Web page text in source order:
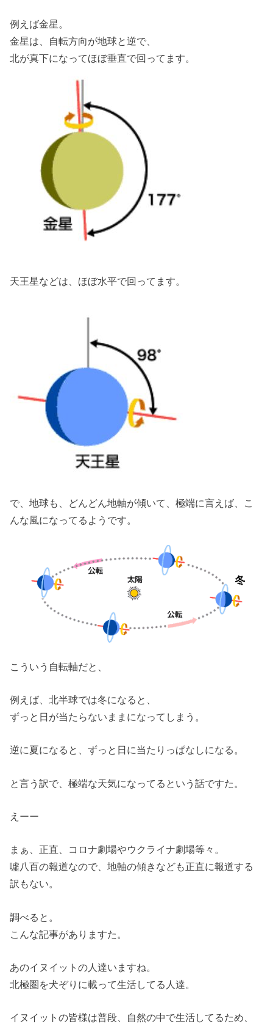
例えば金星。
金星は、自転方向が地球と逆で、
北が真下になってほぼ垂直で回ってます。
天王星などは、ほぼ水平で回ってます。
で、地球も、どんどん地軸が傾いて、極端に言えば、こ
んな風になってるようです。
こういう自転軸だと、
例えば、北半球では冬になると、
ずっと日が当たらないままになってしまう。
逆に夏になると、ずっと日に当たりっぱなしになる。
と言う訳で、極端な天気になってるという話ですた。
えーー
まぁ、正直、コロナ劇場やウクライナ劇場等々。
噓八百の報道なので、地軸の傾きなども正直に報道する
訳もない。
調べると。
こんな記事がありますた。
あのイヌイットの人達いますね。
北極圏を犬ぞりに載って生活してる人達。
イヌイットの皆様は普段、自然の中で生活してるため、